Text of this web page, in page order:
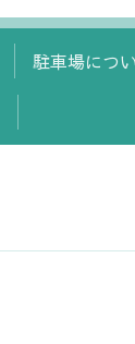
駐車場につ